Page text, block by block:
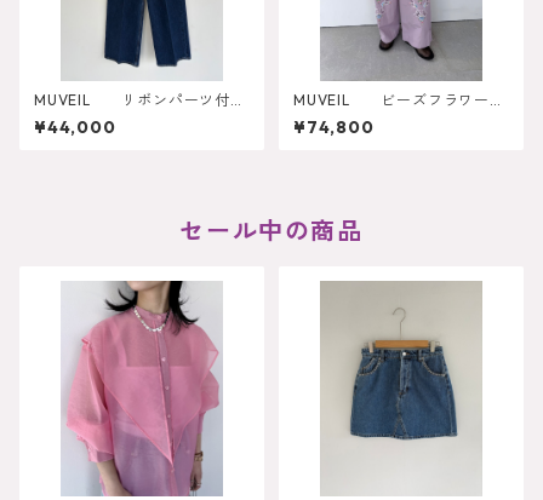
MUVEIL リボンパーツ付デ
ニムパンツ MA262FP001
¥44,000
MUVEIL ビーズフラワー刺
繍パンツ
¥74,800
セール中の商品